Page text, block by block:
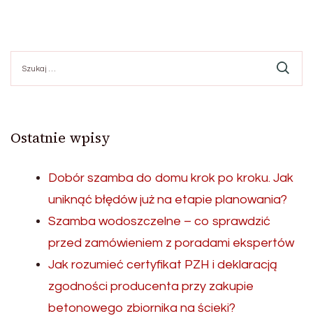
Ostatnie wpisy
Dobór szamba do domu krok po kroku. Jak
uniknąć błędów już na etapie planowania?
Szamba wodoszczelne – co sprawdzić
przed zamówieniem z poradami ekspertów
Jak rozumieć certyfikat PZH i deklaracją
zgodności producenta przy zakupie
betonowego zbiornika na ścieki?